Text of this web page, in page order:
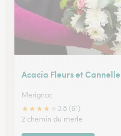
Acacia Fleurs et Cannelle
Merignac
★★★★
3.8 (61)
2 chemin du merle